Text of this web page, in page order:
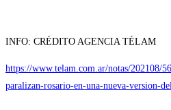
INFO: CRÉDITO AGENCIA TÉLAM
https://www.telam.com.ar/notas/202108/
paralizan-rosario-en-una-nueva-version-